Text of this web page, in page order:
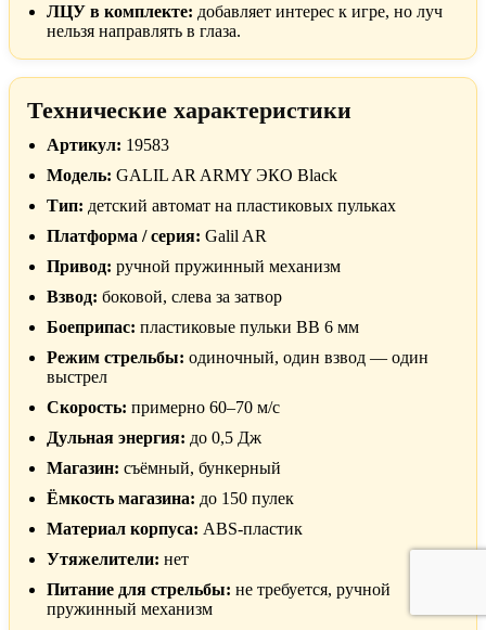
ЛЦУ в комплекте: добавляет интерес к игре, но луч
нельзя направлять в глаза.
Технические характеристики
Артикул: 19583
Модель: GALIL AR ARMY ЭКО Black
Тип: детский автомат на пластиковых пульках
Платформа / серия: Galil AR
Привод: ручной пружинный механизм
Взвод: боковой, слева за затвор
Боеприпас: пластиковые пульки BB 6 мм
Режим стрельбы: одиночный, один взвод — один
выстрел
Скорость: примерно 60–70 м/с
Дульная энергия: до 0,5 Дж
Магазин: съёмный, бункерный
Ёмкость магазина: до 150 пулек
Материал корпуса: ABS-пластик
Утяжелители: нет
Питание для стрельбы: не требуется, ручной
пружинный механизм